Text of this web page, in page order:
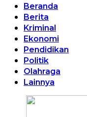
Beranda
Berita
Kriminal
Ekonomi
Pendidikan
Politik
Olahraga
Lainnya